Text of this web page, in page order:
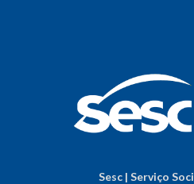
Sesc | Serviço